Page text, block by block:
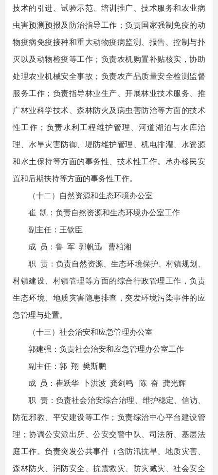
技术的引进、试验示范、培训推广、技术服务和农业病
虫害预测预报及防治指导工作；负责国家强制免疫的动
物疫病免疫接种和重大动物疫病监测、报告、控制与扑
灭以及动物检疫等工作；负责农机购置补贴核实，协助
处理农业机械安全事故；负责农产品质量安全检测监督
服务工作；负责指导林业生产、开展林业技术服务、推
广林业科学技术、森林防火及病虫害防治等方面的技术
性工作；负责水利工程维护管理、河道湖泊与水库治
理、水旱灾害防御、堤防维护管理、机电排灌、水资源
和水土保持等方面的事务性、技术性工作。承办移民安
置和后期扶持等方面的事务性工作。
（十二）自然资源和生态环境办公室
崔 凯：负责自然资源和生态环境办公室工作
副主任：王钦臣
成 员：鲁 军 郭帆迅 曹柏湘
职 责：负责自然资源、生态环境保护、村镇规划、
村镇建设、村镇管理等方面的综合行政管理工作，负责
生态环境、地质灾害隐患排查，突发环境污染事件的应
急管理与处置。
（十三）社会治安和应急管理办公室
郭建强：负责社会治安和应急管理办公室工作
副主任：郭 翔 樊斯鹏
成 员：崔跃华 卜洪波 龚剑鸣 陈 奋 龚光辉
职 责：负责社会治安综合治理、维护稳定、信访、
防范邪教、平安建设等工作；负责综治中心平台建设管
理；协调公安派出所、公安交警中队、司法所、基层法
庭工作。负责突发公共事件（含防汛抗旱、地质灾害、
森林防火、消防安全、抗震救灾、防灾减灾、社会安全